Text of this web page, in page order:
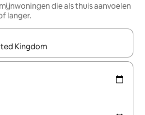
die als thuis aanvoelen
langer.
beschikbaar zijn, maak je een keuze